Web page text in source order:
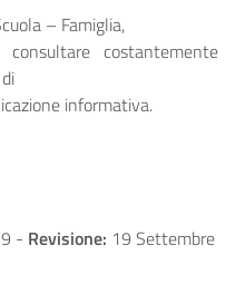
– Famiglia,
costantemente
informativa.
- Revisione: 19 Settembre